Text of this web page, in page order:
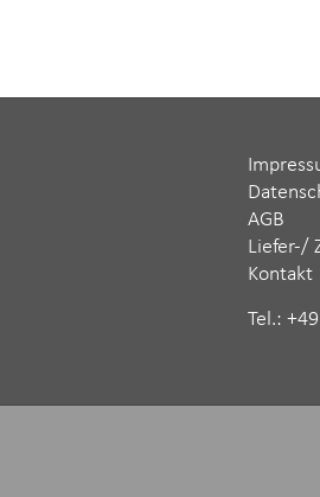
AGB
Liefer-/
Kontakt
Tel.: